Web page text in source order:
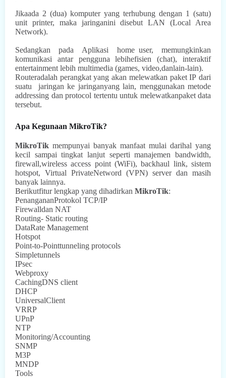
Jikaada 2 (dua) komputer yang terhubung dengan 1 (satu)
unit printer, maka jaringanini disebut LAN (Local Area
Network).
Sedangkan pada Aplikasi home user,
memungkinkan
komunikasi antar pengguna lebihefisien (chat), interaktif
entertainment lebih multimedia (games, video,danlain-lain).
Routeradalah perangkat yang akan melewatkan paket IP dari
suatu
jaringan ke jaringanyang lain, menggunakan metode
addressing dan protocol tertentu untuk melewatkanpaket data
tersebut.
Apa Kegunaan MikroTik?
MikroTik mempunyai banyak manfaat mulai darihal yang
kecil sampai tingkat lanjut seperti manajemen bandwidth,
firewall,wireless access point (WiFi), backhaul link, sistem
hotspot, Virtual PrivateNetword (VPN) server dan masih
banyak lainnya.
Berikutfitur lengkap yang dihadirkan MikroTik:
PenangananProtokol TCP/IP
Firewalldan NAT
Routing- Static routing
DataRate Management
Hotspot
Point-to-Pointtunneling protocols
Simpletunnels
IPsec
Webproxy
CachingDNS client
DHCP
UniversalClient
VRRP
UPnP
NTP
Monitoring/Accounting
SNMP
M3P
MNDP
Tools